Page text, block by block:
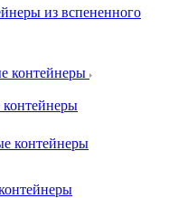
из вспененного
контейнеры
контейнеры